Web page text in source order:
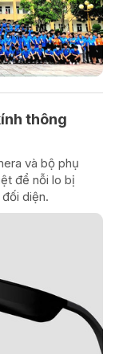
thông
và bộ phụ
để nỗi lo bị
diện.